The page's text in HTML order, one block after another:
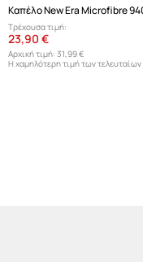
Τρέχουσα τιμή:
23,90 €
Αρχική τιμή: 31,99 €
Η χαμηλότερη τιμή των